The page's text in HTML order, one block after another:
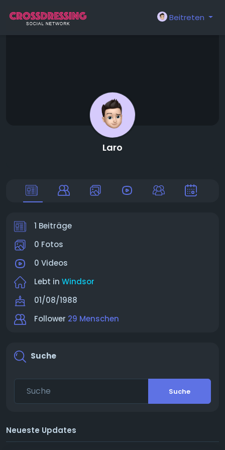
Beitreten
Laro
1 Beiträge
0 Fotos
0 Videos
Lebt in Windsor
01/08/1988
Follower 29 Menschen
Suche
Suche
Neueste Updates